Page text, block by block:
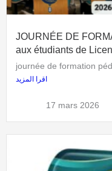
JOURNÉE DE
aux étudiants de
journée de formation
اقرا المزيد
17 mars 2026